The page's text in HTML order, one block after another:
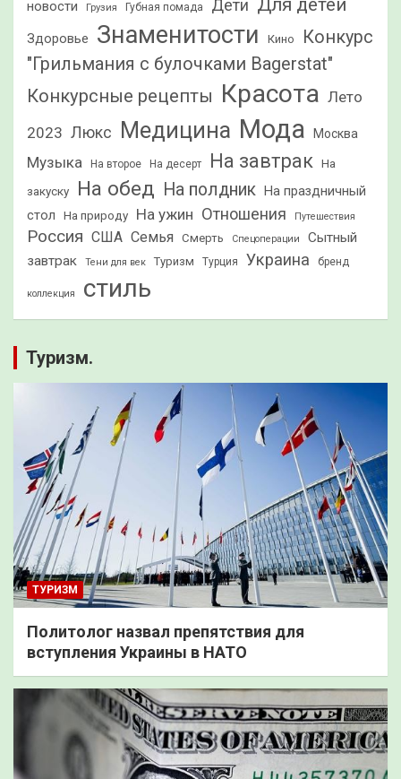
новости
Грузия Губная помада Дети Для детей
Здоровье Знаменитости Кино
Конкурс
"Грильмания с булочками Bagerstat"
Конкурсные рецепты Красота Лето
2023 Люкс Медицина Мода Москва
Музыка На второе На десерт На завтрак На
закуску На обед На полдник На праздничный
стол
На природу На ужин Отношения Путешествия
Россия США Семья Смерть Спецоперации
Сытный
завтрак
Тени для век Туризм Турция Украина бренд
коллекция стиль
Туризм.
ТУРИЗМ
Политолог назвал препятствия для
вступления Украины в НАТО